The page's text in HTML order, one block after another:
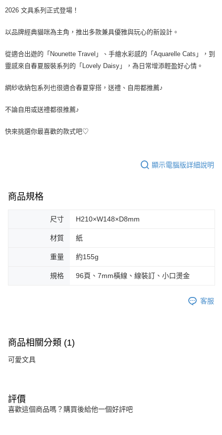
2026 文具系列正式登場！
以品牌經典貓咪為主角，推出多款兼具優雅與玩心的新設計。
從適合出遊的「Nounette Travel」、手繪水彩感的「Aquarelle Cats」，到
靈感來自春夏服裝系列的「Lovely Daisy」，為日常增添輕盈好心情。
網紗收納包系列也很適合春夏穿搭，送禮、自用都推薦♪
不論自用或送禮都很推薦♪
快來挑選你最喜歡的款式吧♡
顯示電腦版詳細說明
商品規格
尺寸 H210×W148×D8mm
材質 紙
重量 約155g
規格 96頁、7mm橫線、線裝訂、小口燙金
客服
商品相關分類 (1)
可愛文具
評價
喜歡這個商品嗎？購買後給他一個好評吧